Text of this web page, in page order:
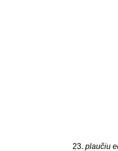
plaučiu